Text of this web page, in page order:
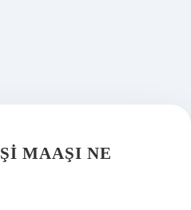
MAAŞI NE